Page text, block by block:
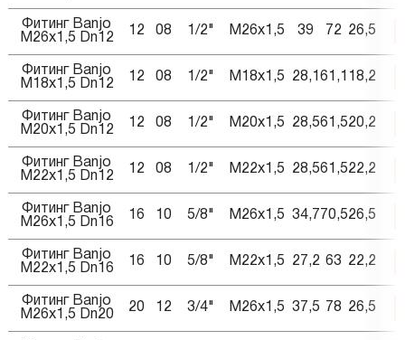
Фитинг Banjo
M26x1,5 Dn12
12 08 1/2" M26x1,5 39 72 26,5
Фитинг Banjo
M18x1,5 Dn12
12 08 1/2" M18x1,5 28,1 61,1 18,2
Фитинг Banjo
M20x1,5 Dn12
12 08 1/2" M20x1,5 28,561,520,2
Фитинг Banjo
M22x1,5 Dn12
12 08 1/2" M22x1,5 28,561,522,2
Фитинг Banjo
M26x1,5 Dn16
16 10 5/8" M26x1,5 34,7 70,526,5
Фитинг Banjo
M22x1,5 Dn16
16 10 5/8" M22x1,5 27,2 63 22,2
Фитинг Banjo
M26x1,5 Dn20
20 12 3/4" M26x1,5 37,5 78 26,5